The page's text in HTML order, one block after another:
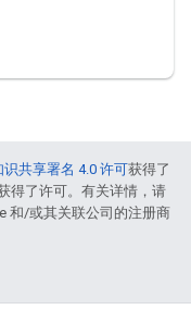
识共享署名 4.0 许可获得了
得了许可。有关详情，请
和/或其关联公司的注册商